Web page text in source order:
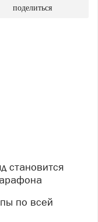
поделиться